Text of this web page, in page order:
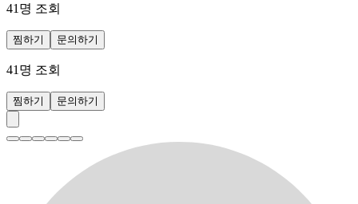
41 명 조회
찜하기 문의하기
41 명 조회
찜하기 문의하기